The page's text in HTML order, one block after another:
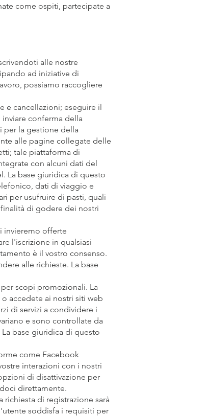
come ospiti, partecipate a
alle nostre
ad iniziative di
possiamo raccogliere
e cancellazioni; eseguire il
conferma della
per la gestione della
alle pagine collegate delle
tale piattaforma di
con alcuni dati del
La base giuridica di questo
dati di viaggio e
per usufruire di pasti, quali
di godere dei nostri
invieremo offerte
l'iscrizione in qualsiasi
è il vostro consenso.
alle richieste. La base
scopi promozionali. La
accedete ai nostri siti web
di servizi a condividere i
e sono controllate da
base giuridica di questo
come Facebook
interazioni con i nostri
di disattivazione per
direttamente.
di registrazione sarà
soddisfa i requisiti per